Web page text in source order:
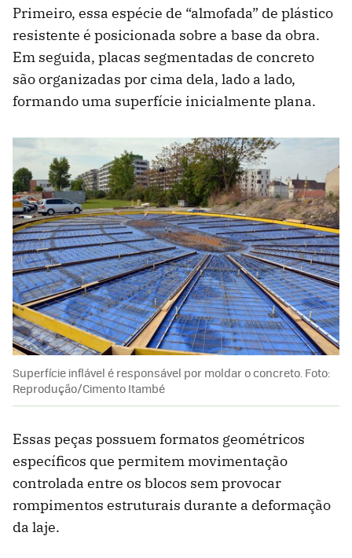
Primeiro, essa espécie de “almofada” de plástico
resistente é posicionada sobre a base da obra.
Em seguida, placas segmentadas de concreto
são organizadas por cima dela, lado a lado,
formando uma superfície inicialmente plana.
Superfície inflável é responsável por moldar o concreto. Foto:
Reprodução/Cimento Itambé
Essas peças possuem formatos geométricos
específicos que permitem movimentação
controlada entre os blocos sem provocar
rompimentos estruturais durante a deformação
da laje.